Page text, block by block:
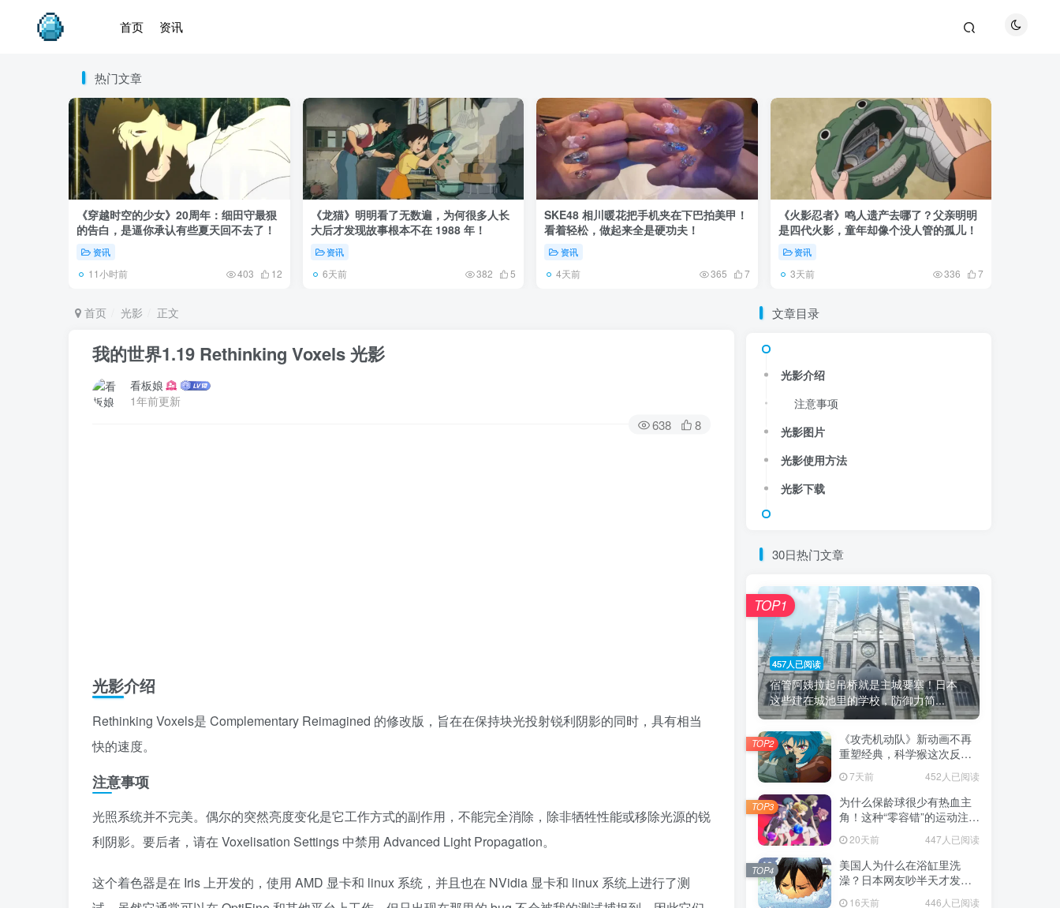
首页 资讯
热门文章
《穿越时空的少女》20周年：细田守最狠
的告白，是逼你承认有些夏天回不去了！
资讯
11小时前 403 12
《龙猫》明明看了无数遍，为何很多人长
大后才发现故事根本不在 1988 年！
资讯
6天前 382 5
SKE48 相川暖花把手机夹在下巴拍美甲！
看着轻松，做起来全是硬功夫！
资讯
4天前 365 7
《火影忍者》鸣人遗产去哪了？父亲明明
是四代火影，童年却像个没人管的孤儿！
资讯
3天前 336 7
首页 光影 正文
我的世界1.19 Rethinking Voxels 光影
看板娘
1年前更新
638 8
光影介绍
Rethinking Voxels是 Complementary Reimagined 的修改版，旨在在保持块光投射锐利阴影的同时，具有相当
快的速度。
注意事项
光照系统并不完美。偶尔的突然亮度变化是它工作方式的副作用，不能完全消除，除非牺牲性能或移除光源的锐
利阴影。要后者，请在 Voxelisation Settings 中禁用 Advanced Light Propagation。
这个着色器是在 Iris 上开发的，使用 AMD 显卡和 linux 系统，并且也在 NVidia 显卡和 linux 系统上进行了测
文章目录
光影介绍
注意事项
光影图片
光影使用方法
光影下载
30日热门文章
457人已阅读
宿管阿姨拉起吊桥就是主城要塞！日本
这些建在城池里的学校，防御力简...
TOP1
《攻壳机动队》新动画不再
重塑经典，科学猴这次反而
7天前 452人已阅读
TOP2
为什么保龄球很少有热血主
角！这种“零容错”的运动注定
们的生活！
20天前 447人已阅读
TOP3
美国人为什么在浴缸里洗
澡？日本网友吵半天才发
16天前 446人已阅读
TOP4